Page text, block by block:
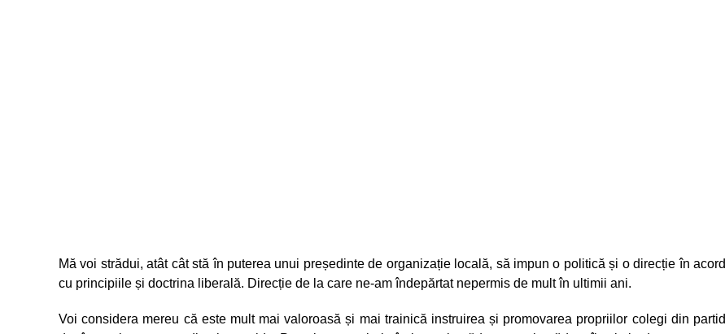
Mă voi strădui, atât cât stă în puterea unui președinte de organizație locală, să impun o politică și o direcție în acord
cu principiile și doctrina liberală. Direcție de la care ne-am îndepărtat nepermis de mult în ultimii ani.
Voi considera mereu că este mult mai valoroasă și mai trainică instruirea și promovarea propriilor colegi din partid